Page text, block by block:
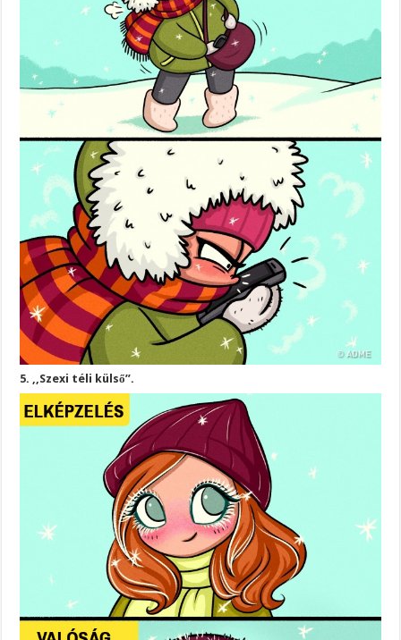
5. ,,Szexi téli külső”.